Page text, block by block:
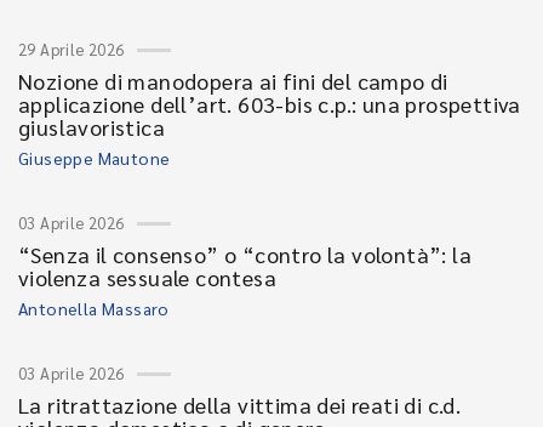
29 Aprile 2026
Nozione di manodopera ai fini del campo di
applicazione dell’art. 603-bis c.p.: una prospettiva
giuslavoristica
Giuseppe Mautone
03 Aprile 2026
“Senza il consenso” o “contro la volontà”: la
violenza sessuale contesa
Antonella Massaro
03 Aprile 2026
La ritrattazione della vittima dei reati di c.d.